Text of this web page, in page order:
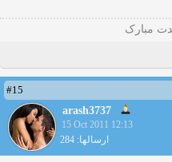
مبارک
#15
arash3737
15 Oct 2011 12:13
ارسالها: 284